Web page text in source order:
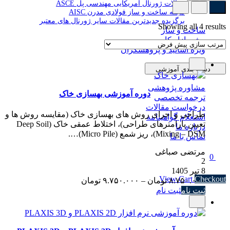
مقالات ژورنال آمریکایی مهندسی پل ASCE
مجله ساخت و ساز فولادی مدرن AISC
برگزیده جدیدترین مقالات سایر ژورنال های معتبر
ساخت و ساز
ویژه بازار کار
ویژه اساتید و پژوهشگران
مشاوره پژوهشی
ترجمه تخصصی
درخواست مقالات
استعلام گواهینامه
درباره ما
تماس با ما
0
Subtotal
View CartCheckout
Showing all 4 results
دوره آموزشی بهسازی خاک
طراحی و اجرای روش های بهسازی خاک (مقایسه روش ها و
تعیین پارامترهای طراحی)، اختلاط عمقی خاک (Deep Soil
Mixing – DSM)، ریز شمع (Micro Pile)….
مرتضی صباغی
2
8 تیر 1405
۸.۷۵۰.۰۰۰ تومان – ۹.۷۵۰.۰۰۰ تومان
۹.۷۵۰.۰۰۰ تومان
ثبت نامثبت نام